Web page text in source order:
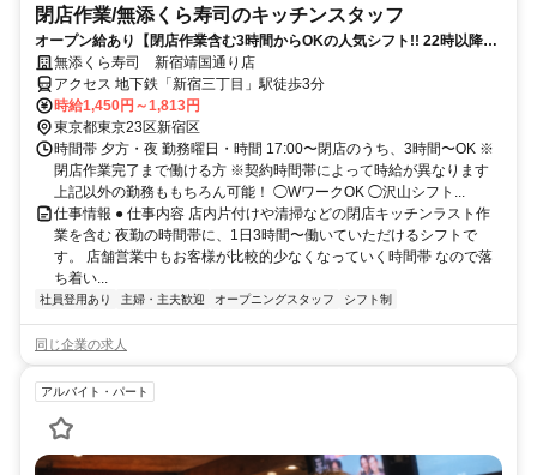
閉店作業​/無添くら寿司の​キッチンスタッフ
オープン給あり【閉店作業含む3時間からOKの人気シフト!! 22時以降時
給UPで短時間で稼げる】
無添くら寿司 新宿靖国通り店
アクセス 地下鉄「新宿三丁目」駅徒歩3分
時給1,450円～1,813円
東京都東京23区新宿区
時間帯 夕方・夜 勤務曜日・時間 17:00〜閉店のうち、3時間〜OK ※
閉店作業完了まで働ける方 ※契約時間帯によって時給が異なります
上記以外の勤務ももちろん可能！ ◯WワークOK ◯沢山シフト...
仕事情報 ● 仕事内容 店内片付けや清掃などの閉店キッチンラスト作
業を含む 夜勤の時間帯に、1日3時間〜働いていただけるシフトで
す。 店舗営業中もお客様が比較的少なくなっていく時間帯 なので落
ち着い...
社員登用あり 主婦・主夫歓迎 オープニングスタッフ シフト制
同じ企業の求人
アルバイト・パート